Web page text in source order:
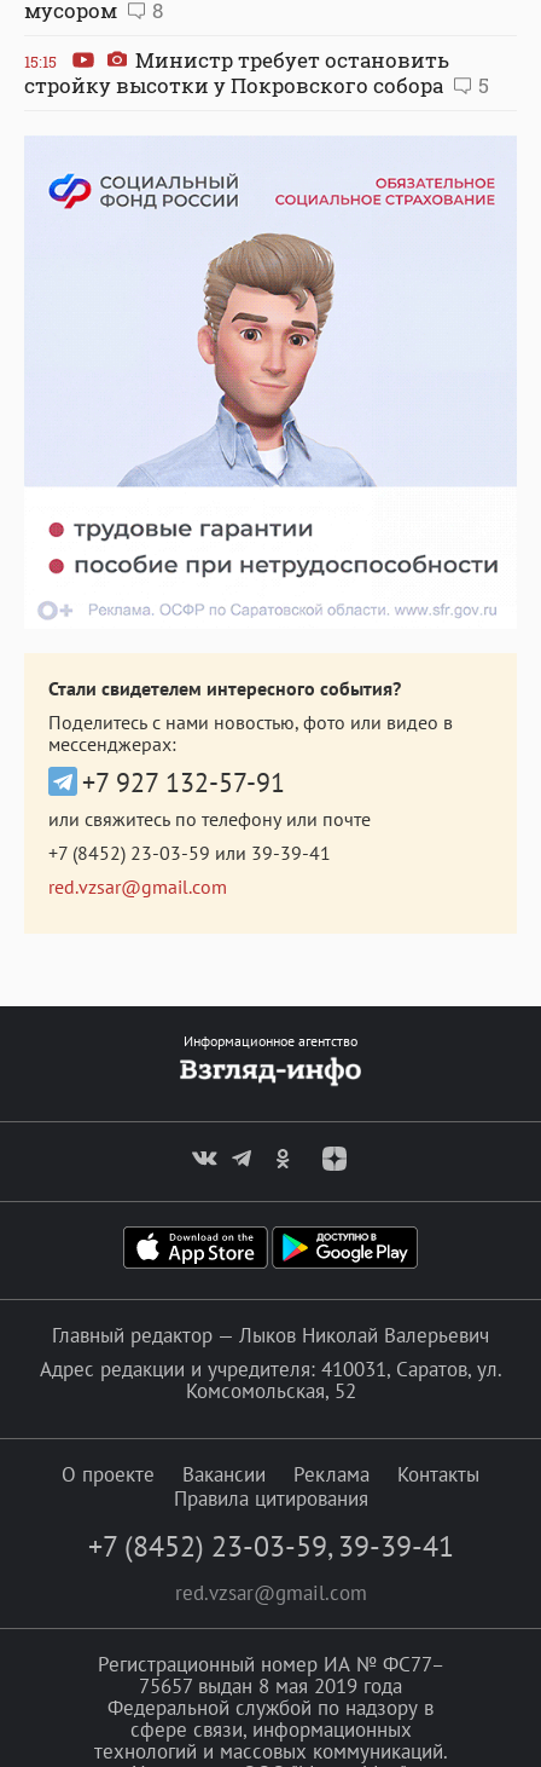
мусором
8
15:15
Министр требует остановить
стройку высотки у Покровского собора
5
Стали свидетелем интересного события?
Поделитесь с нами новостью, фото или видео в
мессенджерах:
+7 927 132-57-91
или свяжитесь по телефону или почте
+7 (8452) 23-03-59 или 39-39-41
red.vzsar@gmail.com
Информационное агентство
Главный редактор — Лыков Николай Валерьевич
Адрес редакции и учредителя: 410031, Саратов, ул.
Комсомольская, 52
О проекте Вакансии Реклама
Контакты
Правила цитирования
+7 (8452) 23-03-59, 39-39-41
red.vzsar@gmail.com
Регистрационный номер ИА № ФС77–
75657 выдан 8 мая 2019 года
Федеральной службой по надзору в
сфере связи, информационных
технологий и массовых коммуникаций.